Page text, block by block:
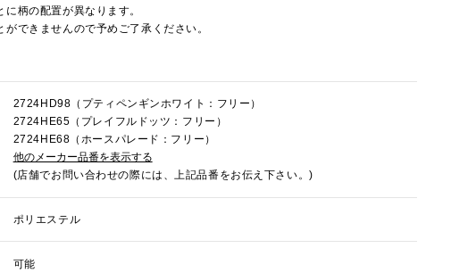
に柄の配置が異なります。
ができませんので予めご了承ください。
2724HD98（プティペンギンホワイト：フリー）
2724HE65（プレイフルドッツ：フリー）
2724HE68（ホースパレード：フリー）
他のメーカー品番を表示する
(店舗でお問い合わせの際には、上記品番をお伝え下さい。)
ポリエステル
可能